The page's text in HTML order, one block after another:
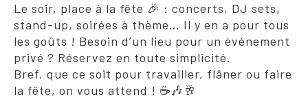
Le soir, place à la fête 🎉 : concerts, DJ sets,
stand-up, soirées à thème… Il y en a pour tous
les goûts ! Besoin d’un lieu pour un événement
privé ? Réservez en toute simplicité.
Bref, que ce soit pour travailler, flâner ou faire
la fête, on vous attend ! ☕🎶🥂